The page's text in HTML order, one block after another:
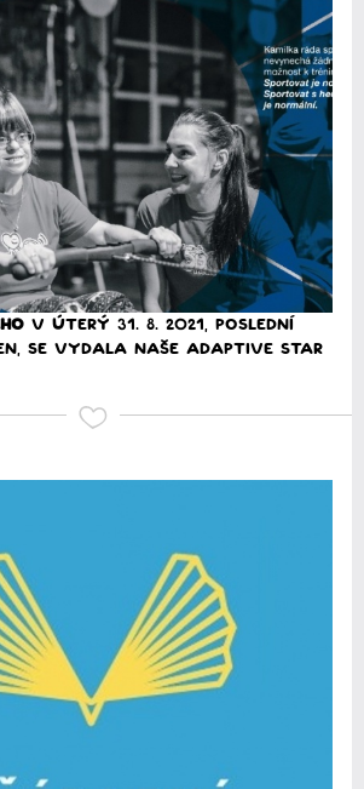
V úterý 31. 8. 2021, poslední
se vydala naše ADAPTIVE STAR